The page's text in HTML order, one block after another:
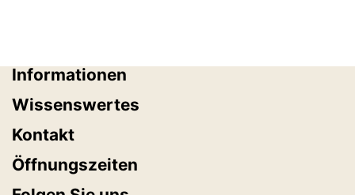
Informationen
Wissenswertes
Kontakt
Öffnungszeiten